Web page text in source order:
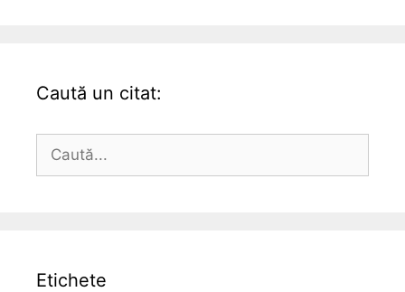
Caută un citat:
după:
Etichete